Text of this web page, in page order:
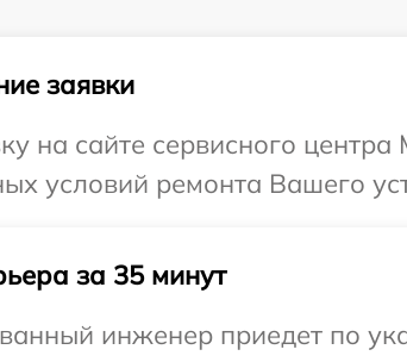
заявки
на сайте сервисного
условий ремонта Вашего
за 35 минут
инженер приедет по